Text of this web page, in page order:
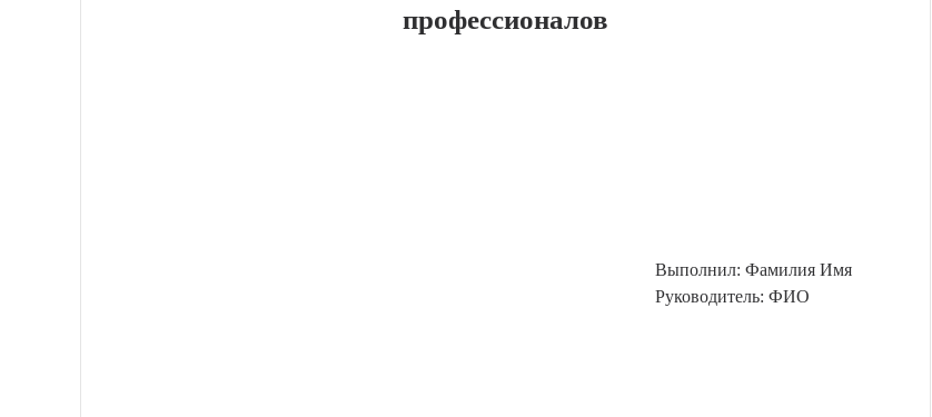
профессионалов
Выполнил: Фамилия Имя
Руководитель: ФИО